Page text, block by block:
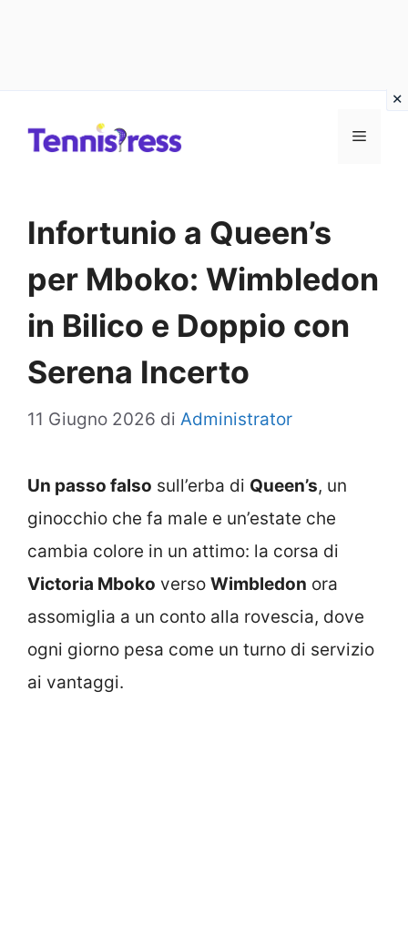
MENU
Infortunio a Queen’s
per Mboko: Wimbledon
in Bilico e Doppio con
Serena Incerto
11 Giugno 2026 di Administrator
Un passo falso sull’erba di Queen’s, un
ginocchio che fa male e un’estate che
cambia colore in un attimo: la corsa di
Victoria Mboko verso Wimbledon ora
assomiglia a un conto alla rovescia, dove
ogni giorno pesa come un turno di servizio
ai vantaggi.